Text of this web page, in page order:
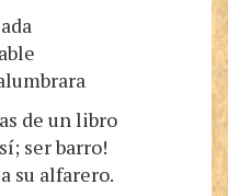
de un libro
ser barro!
su alfarero.